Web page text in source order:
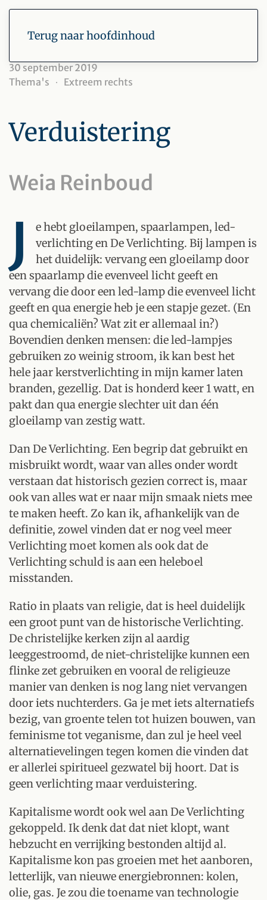
Terug naar hoofdinhoud
30 september 2019
Thema's
Extreem rechts
Verduistering
Weia Reinboud
J
e hebt gloeilampen, spaarlampen, led-
verlichting en De Verlichting. Bij lampen is
het duidelijk: vervang een gloeilamp door
een spaarlamp die evenveel licht geeft en
vervang die door een led-lamp die evenveel licht
geeft en qua energie heb je een stapje gezet. (En
qua chemicaliën? Wat zit er allemaal in?)
Bovendien denken mensen: die led-lampjes
gebruiken zo weinig stroom, ik kan best het
hele jaar kerstverlichting in mijn kamer laten
branden, gezellig. Dat is honderd keer 1 watt, en
pakt dan qua energie slechter uit dan één
gloeilamp van zestig watt.
Dan De Verlichting. Een begrip dat gebruikt en
misbruikt wordt, waar van alles onder wordt
verstaan dat historisch gezien correct is, maar
ook van alles wat er naar mijn smaak niets mee
te maken heeft. Zo kan ik, afhankelijk van de
definitie, zowel vinden dat er nog veel meer
Verlichting moet komen als ook dat de
Verlichting schuld is aan een heleboel
misstanden.
Ratio in plaats van religie, dat is heel duidelijk
een groot punt van de historische Verlichting.
De christelijke kerken zijn al aardig
leeggestroomd, de niet-christelijke kunnen een
flinke zet gebruiken en vooral de religieuze
manier van denken is nog lang niet vervangen
door iets nuchterders. Ga je met iets alternatiefs
bezig, van groente telen tot huizen bouwen, van
feminisme tot veganisme, dan zul je heel veel
alternatievelingen tegen komen die vinden dat
er allerlei spiritueel gezwatel bij hoort. Dat is
geen verlichting maar verduistering.
Kapitalisme wordt ook wel aan De Verlichting
gekoppeld. Ik denk dat dat niet klopt, want
hebzucht en verrijking bestonden altijd al.
Kapitalisme kon pas groeien met het aanboren,
letterlijk, van nieuwe energiebronnen: kolen,
olie, gas. Je zou die toename van technologie